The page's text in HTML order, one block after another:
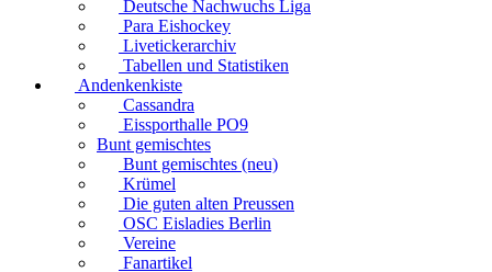
Deutsche Nachwuchs Liga
Para Eishockey
Livetickerarchiv
Tabellen und Statistiken
Andenkenkiste
Cassandra
Eissporthalle PO9
Bunt gemischtes
Bunt gemischtes (neu)
Krümel
Die guten alten Preussen
OSC Eisladies Berlin
Vereine
Fanartikel